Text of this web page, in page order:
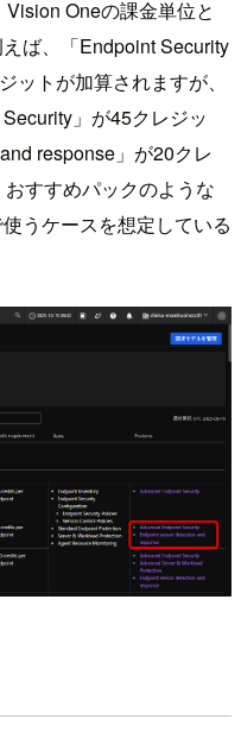
Oneの課金単位と
ば、「Endpoint Security
ットが加算されますが、
」が45クレジッ
response」が20クレ
すすめパックのような
うケースを想定している